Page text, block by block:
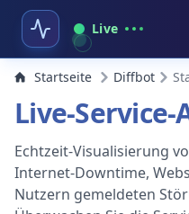
Live
Startseite Diffbot
Live-
Echtzeit-Visualisierung
Internet-Downtime,
Nutzern gemeldeten